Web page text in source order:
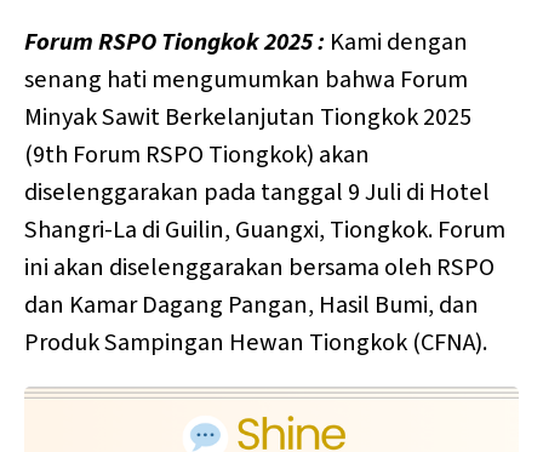
Forum RSPO Tiongkok 2025 : Kami dengan
senang hati mengumumkan bahwa Forum
Minyak Sawit Berkelanjutan Tiongkok 2025
(9th Forum RSPO Tiongkok) akan
diselenggarakan pada tanggal 9 Juli di Hotel
Shangri-La di Guilin, Guangxi, Tiongkok. Forum
ini akan diselenggarakan bersama oleh RSPO
dan Kamar Dagang Pangan, Hasil Bumi, dan
Produk Sampingan Hewan Tiongkok (CFNA).